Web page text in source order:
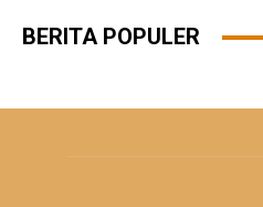
BERITA POPULER